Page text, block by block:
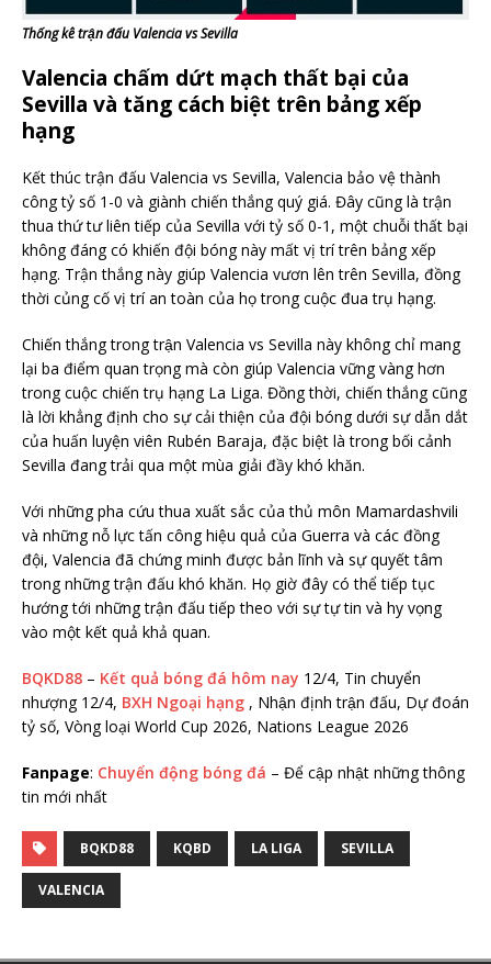
Thống kê trận đấu Valencia vs Sevilla
Valencia chấm dứt mạch thất bại của
Sevilla và tăng cách biệt trên bảng xếp
hạng
Kết thúc trận đấu Valencia vs Sevilla, Valencia bảo vệ thành
công tỷ số 1-0 và giành chiến thắng quý giá. Đây cũng là trận
thua thứ tư liên tiếp của Sevilla với tỷ số 0-1, một chuỗi thất bại
không đáng có khiến đội bóng này mất vị trí trên bảng xếp
hạng. Trận thắng này giúp Valencia vươn lên trên Sevilla, đồng
thời củng cố vị trí an toàn của họ trong cuộc đua trụ hạng.
Chiến thắng trong trận Valencia vs Sevilla này không chỉ mang
lại ba điểm quan trọng mà còn giúp Valencia vững vàng hơn
trong cuộc chiến trụ hạng La Liga. Đồng thời, chiến thắng cũng
là lời khẳng định cho sự cải thiện của đội bóng dưới sự dẫn dắt
của huấn luyện viên Rubén Baraja, đặc biệt là trong bối cảnh
Sevilla đang trải qua một mùa giải đầy khó khăn.
Với những pha cứu thua xuất sắc của thủ môn Mamardashvili
và những nỗ lực tấn công hiệu quả của Guerra và các đồng
đội, Valencia đã chứng minh được bản lĩnh và sự quyết tâm
trong những trận đấu khó khăn. Họ giờ đây có thể tiếp tục
hướng tới những trận đấu tiếp theo với sự tự tin và hy vọng
vào một kết quả khả quan.
BQKD88 – Kết quả bóng đá hôm nay 12/4, Tin chuyển
nhượng 12/4, BXH Ngoại hạng , Nhận định trận đấu, Dự đoán
tỷ số, Vòng loại World Cup 2026, Nations League 2026
Fanpage: Chuyển động bóng đá – Để cập nhật những thông
tin mới nhất
BQKD88 KQBD LA LIGA SEVILLA
VALENCIA